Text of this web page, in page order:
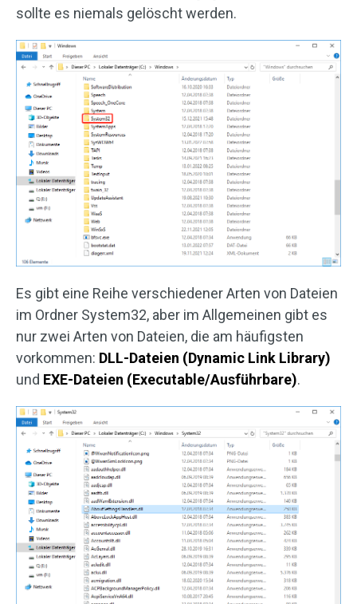
sollte es niemals gelöscht werden.
Es gibt eine Reihe verschiedener Arten von Dateien
im Ordner System32, aber im Allgemeinen gibt es
nur zwei Arten von Dateien, die am häufigsten
vorkommen: DLL-Dateien (Dynamic Link Library)
und EXE-Dateien (Executable/Ausführbare).